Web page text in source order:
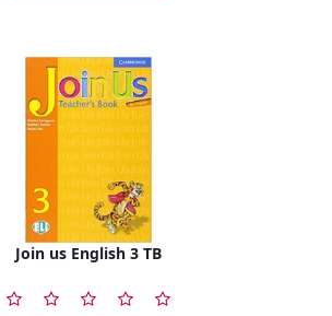
Join us English 3 TB